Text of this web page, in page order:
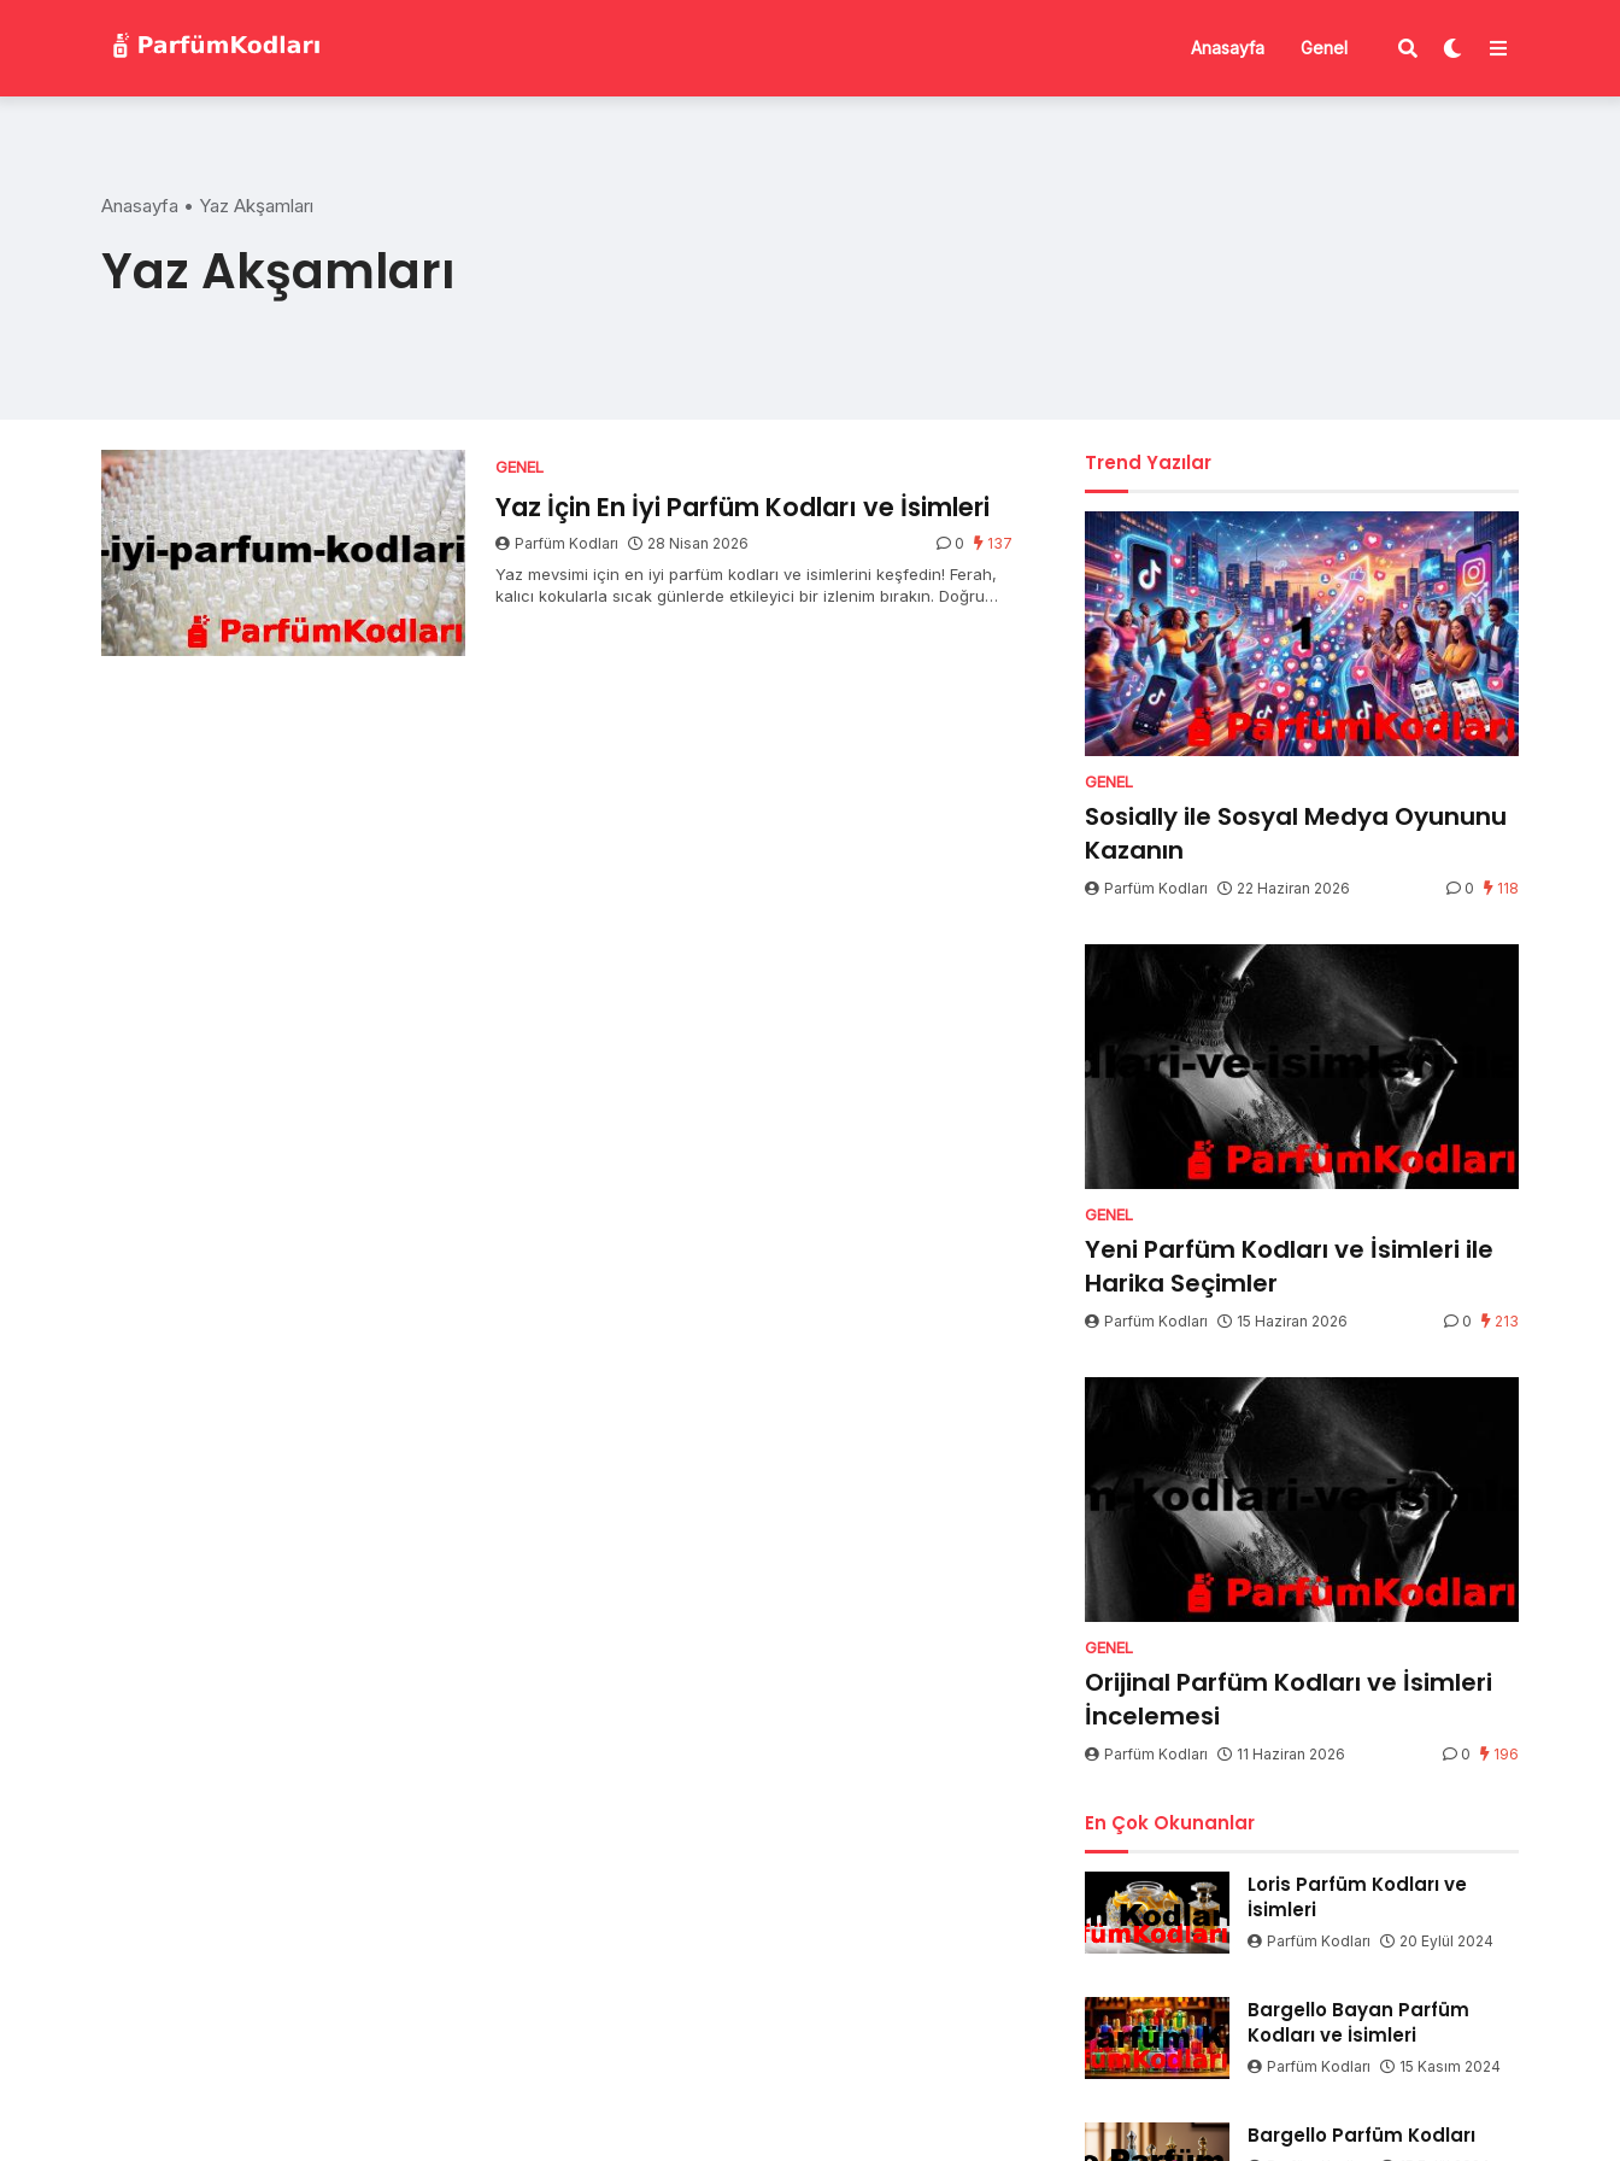
Anasayfa Genel
Anasayfa • Yaz Akşamları
Yaz Akşamları
GENEL
Yaz İçin En İyi Parfüm Kodları ve İsimleri
Parfüm Kodları 28 Nisan 2026 0 137
Yaz mevsimi için en iyi parfüm kodları ve isimlerini keşfedin! Ferah,
kalıcı kokularla sıcak günlerde etkileyici bir izlenim bırakın. Doğru
Trend Yazılar
GENEL
Sosially ile Sosyal Medya Oyununu
Kazanın
Parfüm Kodları 22 Haziran 2026 0 118
GENEL
Yeni Parfüm Kodları ve İsimleri ile
Harika Seçimler
Parfüm Kodları 15 Haziran 2026 0 213
GENEL
Orijinal Parfüm Kodları ve İsimleri
İncelemesi
Parfüm Kodları 11 Haziran 2026 0 196
En Çok Okunanlar
Loris Parfüm Kodları ve
İsimleri
Parfüm Kodları 20 Eylül 2024
Bargello Bayan Parfüm
Kodları ve İsimleri
Parfüm Kodları 15 Kasım 2024
Bargello Parfüm Kodları